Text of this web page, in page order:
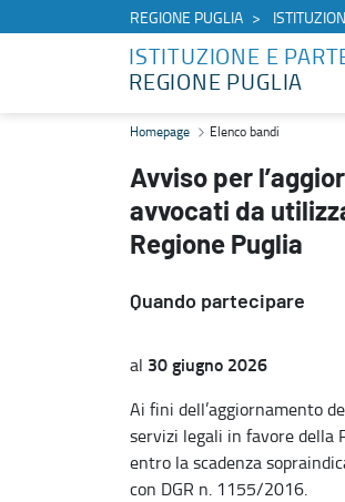
REGIONE PUGLIA
ISTITUZIONE E
REGIONE PUGLIA
Avviso per l’aggiornamento dell’elenco
Homepage Elenco bandi
Avviso per
avvocati da
Regione Puglia
Quando partecipare
al 30 giugno 2026
Ai fini dell’aggiornamento
servizi legali in favore della
entro la scadenza
con DGR n. 1155/2016.